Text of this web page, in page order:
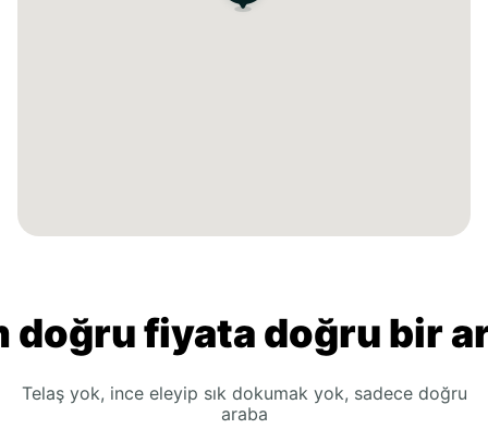
doğru fiyata doğru bir
Telaş yok, ince eleyip sık dokumak yok, sadece doğru
araba